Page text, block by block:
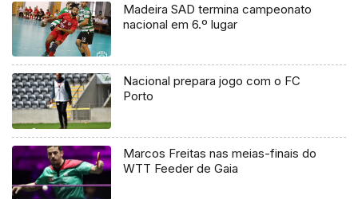
Madeira SAD termina campeonato
nacional em 6.º lugar
Nacional prepara jogo com o FC
Porto
Marcos Freitas nas meias-finais do
WTT Feeder de Gaia